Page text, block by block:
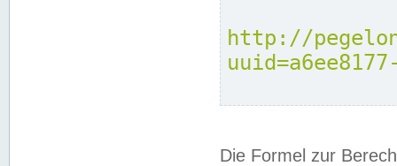
http://
Die Formel zur